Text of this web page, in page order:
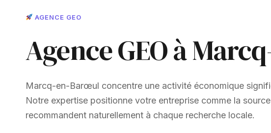
AGENCE GEO
Agence GEO à
Marcq-en-Barœul concentre une activité économique
Notre expertise positionne votre entreprise comme la
recommandent naturellement à chaque recherche locale.